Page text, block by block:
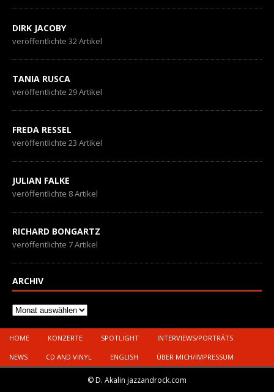
DIRK JACOBY
veröffentlichte 32 Artikel
TANIA RUSCA
veröffentlichte 29 Artikel
FREDA RESSEL
veröffentlichte 23 Artikel
JULIAN FALKE
veröffentlichte 8 Artikel
RICHARD BONGARTZ
veröffentlichte 7 Artikel
ARCHIV
Archiv
HOME KONZERTE SPOTLIGHT INTERVIEWS/PORTRÄTS
NEWS CD AND VINYL ENGLISH ÜBER MICH/IMPRESSUM
© D. Akalin jazzandrock.com